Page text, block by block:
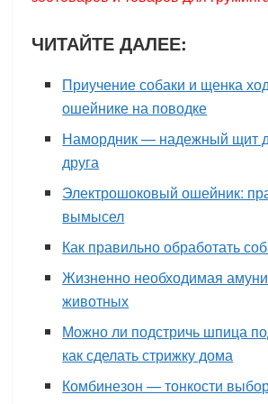
ЧИТАЙТЕ ДАЛЕЕ:
Приучение собаки и щенка
ошейнике на поводке
Намордник — надежный щит
друга
Электрошоковый ошейник:
вымысел
Как правильно обработать
Жизненно необходимая
животных
Можно ли подстричь шпица
как сделать стрижку дома
Комбинезон — тонкости